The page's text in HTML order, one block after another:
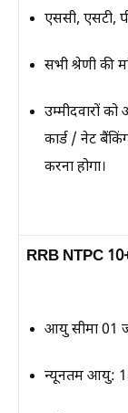
एससी, एसटी,
सभी श्रेणी की
उम्मीदवारों को
कार्ड / नेट
करना होगा।
RRB NTPC
आयु सीमा 01
न्यूनतम आयु: